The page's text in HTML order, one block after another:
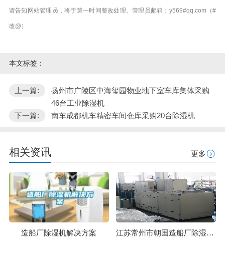
请告知网站管理员，将于第一时间整改处理。管理员邮箱：y569#qq.com（#
改@）
本文标签：
上一篇:
扬州市广陵区中海玺园物业地下室车库集体采购
46台工业除湿机
下一篇:
南车成都机车精密车间仓库采购20台除湿机
相关资讯 更多
造船厂除湿机解决方案 江苏常州市朝国造船厂除湿机解决方案